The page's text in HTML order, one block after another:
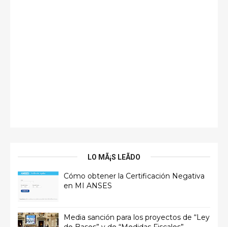
LO MÃ¡S LEÃ­DO
Cómo obtener la Certificación Negativa
en MI ANSES
Media sanción para los proyectos de “Ley